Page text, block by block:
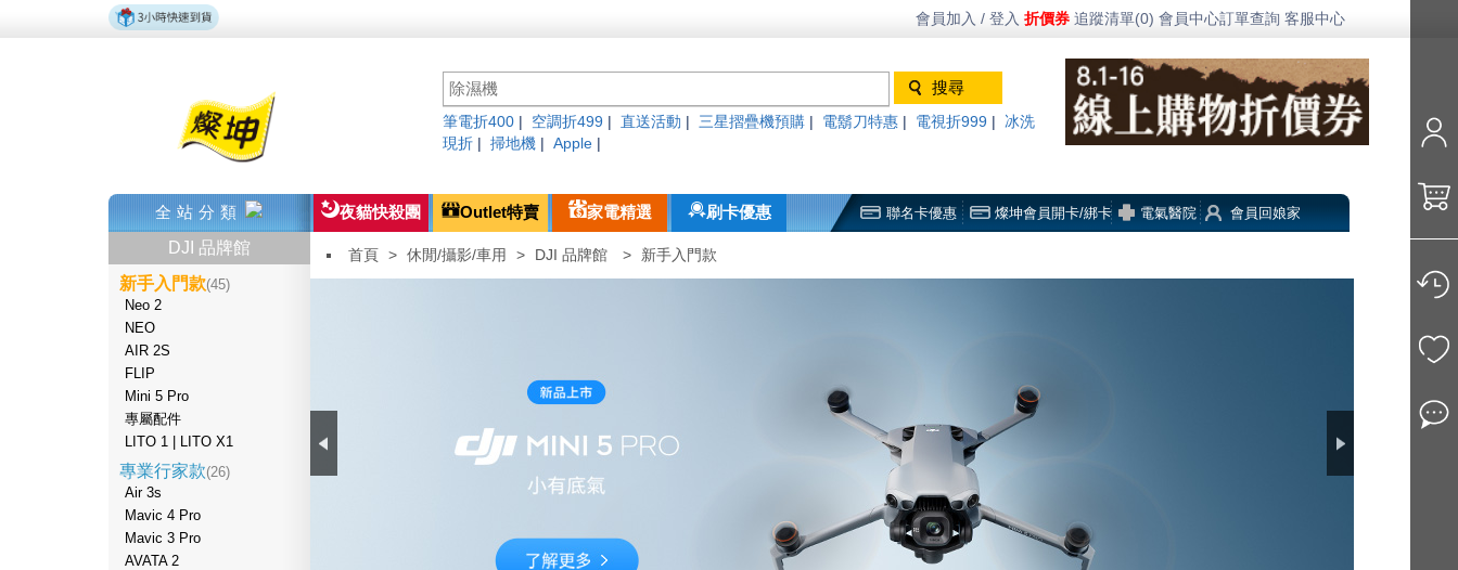
會員加入 / 登入 折價券 追蹤清單(0) 會員中心訂單查詢 客服中心
筆電折400 空調折499 直送活動 三星摺疊機預購 電鬍刀特惠 電視折999
冰洗
現折
掃地機 Apple
全站分類 夜貓快殺團 Outlet特賣 家電精選 刷卡優惠 聯名卡優惠 燦坤會員開卡/綁卡 電氣醫院 會員回娘家
DJI 品牌館
新手入門款(45)
Neo 2
NEO
AIR 2S
FLIP
Mini 5 Pro
專屬配件
LITO 1 | LITO X1
專業行家款(26)
Air 3s
Mavic 4 Pro
Mavic 3 Pro
AVATA 2
首頁 > 休閒/攝影/車用 > DJI 品牌館 > 新手入門款